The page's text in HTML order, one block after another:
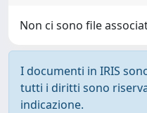
Non ci sono file
I documenti in IRIS
tutti i diritti sono
indicazione.